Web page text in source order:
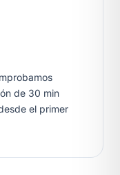
de 30 min
el primer